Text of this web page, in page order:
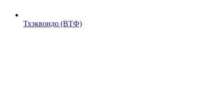
Тхэквондо (ВТФ)